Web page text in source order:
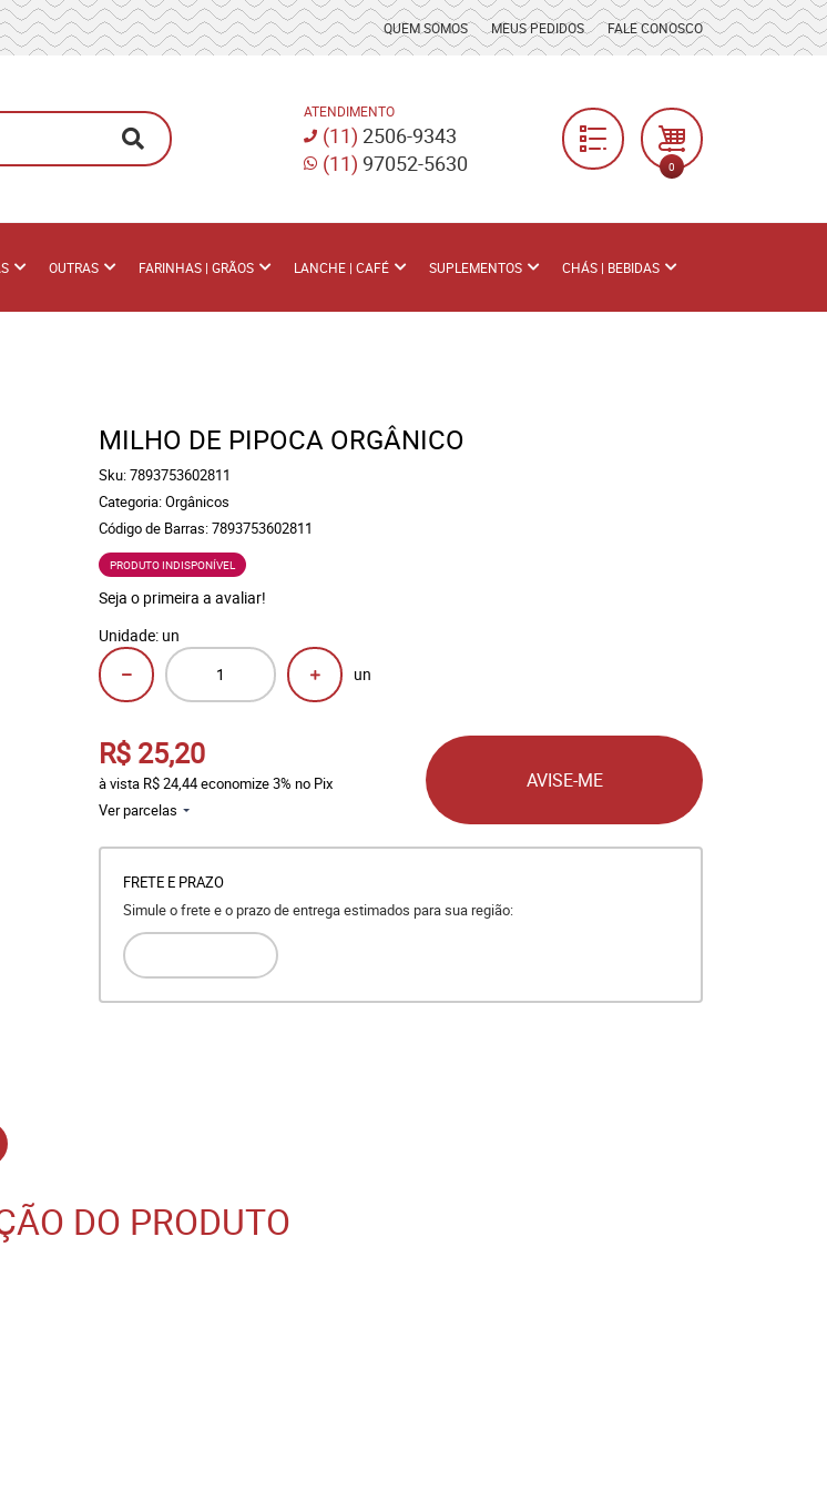
QUEM SOMOS MEUS PEDIDOS FALE CONOSCO
ATENDIMENTO
(11) 2506-9343
(11) 97052-5630 0
OUTRAS FARINHAS | GRÃOS LANCHE | CAFÉ SUPLEMENTOS CHÁS | BEBIDAS
MILHO DE PIPOCA ORGÂNICO
Sku:7893753602811
Categoria:Orgânicos
Código de Barras:7893753602811
PRODUTO INDISPONÍVEL
Seja o primeira a avaliar!
Unidade: un
un
R$ 25,20
à vista R$ 24,44economize3% no Pix
Ver parcelas
AVISE-ME
FRETE E PRAZO
Simule o frete e o prazo de entrega estimados para sua região:
DO PRODUTO